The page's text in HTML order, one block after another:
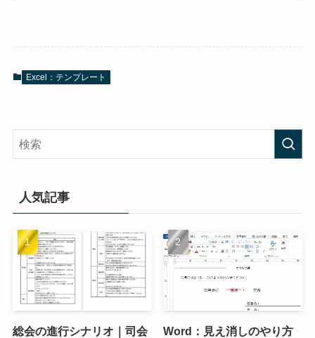
Excel：テンプレート
人気記事
総会の進行シナリオ｜司会
Word：見え消しのやり方